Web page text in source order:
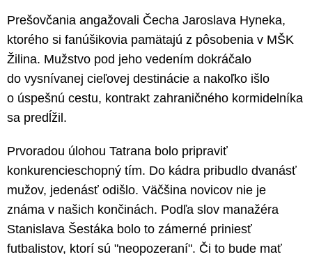
Prešovčania angažovali Čecha Jaroslava Hyneka,
ktorého si fanúšikovia pamätajú z pôsobenia v MŠK
Žilina. Mužstvo pod jeho vedením dokráčalo
do vysnívanej cieľovej destinácie a nakoľko išlo
o úspešnú cestu, kontrakt zahraničného kormidelníka
sa predĺžil.
Prvoradou úlohou Tatrana bolo pripraviť
konkurencieschopný tím. Do kádra pribudlo dvanásť
mužov, jedenásť odišlo. Väčšina novicov nie je
známa v našich končinách. Podľa slov manažéra
Stanislava Šestáka bolo to zámerné priniesť
futbalistov, ktorí sú "neopozeraní". Či to bude mať